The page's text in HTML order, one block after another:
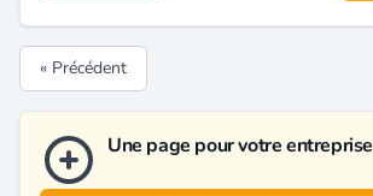
« Précédent
Une page pour votre entreprise